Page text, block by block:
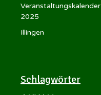
Veranstaltungskalender
2025
Illingen
Schlagwörter